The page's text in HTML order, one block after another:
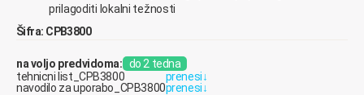
prilagoditi lokalni težnosti
Šifra: CPB3800
na voljo predvidoma: do 2 tedna
tehnicni list_CPB3800
prenesi↓
navodilo za uporabo_CPB3800prenesi↓